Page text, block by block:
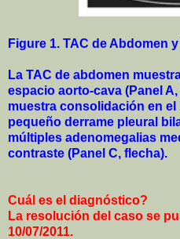
Figure 1. TAC de Abdomen
La TAC de abdomen
espacio aorto-cava (Panel
muestra consolidación en
pequeño derrame pleural
múltiples adenomegalias
contraste (Panel C, flecha).
Cuál es el diagnóstico?
La resolución del caso se
10/07/2011.